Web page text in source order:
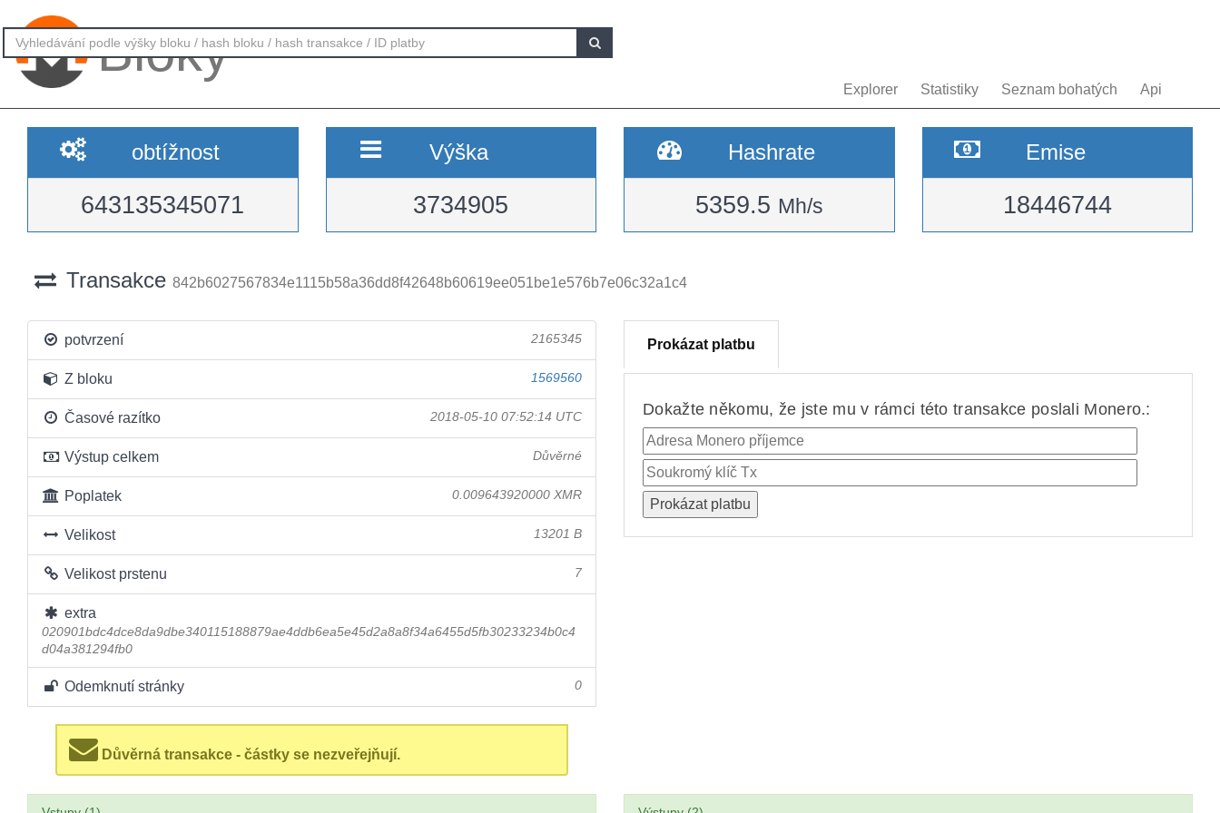
Bloky
Explorer Statistiky Seznam bohatých Api
obtížnost
643135345071
Výška
3734905
Hashrate
5359.5 Mh/s
Emise
18446744
Transakce 842b6027567834e1115b58a36dd8f42648b60619ee051be1e576b7e06c32a1c4
potvrzení 2165345
Z bloku 1569560
Časové razítko 2018-05-10 07:52:14 UTC
Výstup celkem Důvěrné
Poplatek 0.009643920000 XMR
Velikost 13201 B
Velikost prstenu 7
extra
020901bdc4dce8da9dbe340115188879ae4ddb6ea5e45d2a8a8f34a6455d5fb30233234b0c4
d04a381294fb0
Odemknutí stránky 0
Důvěrná transakce - částky se nezveřejňují.
Prokázat platbu
Dokažte někomu, že jste mu v rámci této transakce poslali Monero.: